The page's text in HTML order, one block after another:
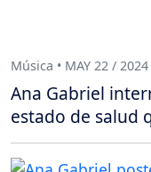
Música • MAY 22 / 2024
Ana Gabriel
estado de salud